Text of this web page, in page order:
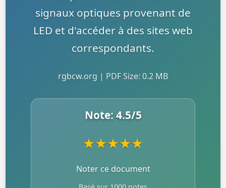
signaux optiques provenant de
LED et d'accéder à des sites web
correspondants.
rgbcw.org | PDF Size: 0.2 MB
Note: 4.5/5
★★★★★
Noter ce document